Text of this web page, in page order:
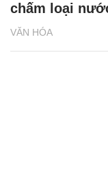
VĂN HÓA
chấm loại